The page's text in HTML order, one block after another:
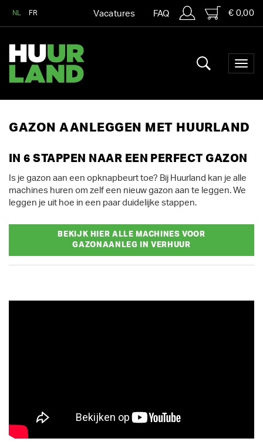
NL FR Vacatures FAQ € 0,00
GAZON AANLEGGEN MET HUURLAND
IN 6 STAPPEN NAAR EEN PERFECT GAZON
Is je gazon aan een opknapbeurt toe? Bij Huurland kan je alle
machines huren om zelf een nieuw gazon aan te leggen. We
leggen je uit hoe in een paar duidelijke stappen.
BEKIJK HIER ALLE MACHINES VOOR
GAZONAANLEG IN VERHUUR